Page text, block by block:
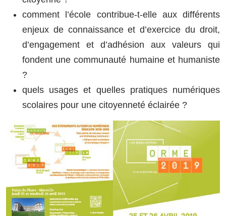
comment l’école contribue-t-elle aux différents
enjeux de connaissance et d’exercice du droit,
d’engagement et d’adhésion aux valeurs qui
fondent une communauté humaine et humaniste
?
quels usages et quelles pratiques numériques
scolaires pour une citoyenneté éclairée ?